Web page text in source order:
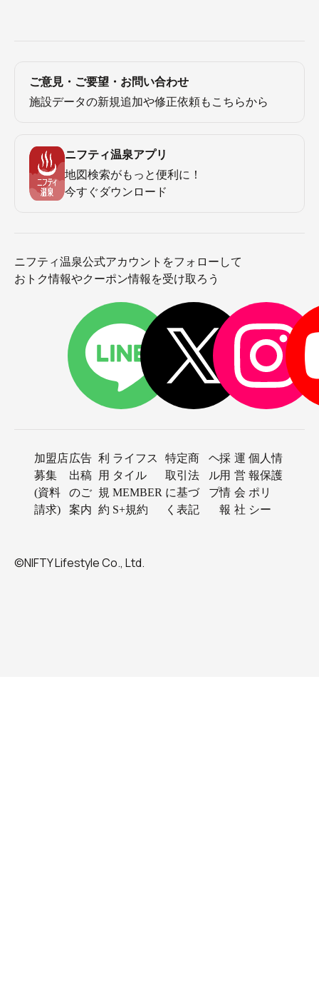
ご意見・ご要望・お問い合わせ
施設データの新規追加や修正依頼もこちらから
ニフティ温泉アプリ
地図検索がもっと便利に！
今すぐダウンロード
ニフティ温泉公式アカウントをフォローして
おトク情報やクーポン情報を受け取ろう
加盟店
募集
(資料
請求)
広告
出稿
のご
案内
利
用
規
約
ライフス
タイル
MEMBER
S+規約
特定商
取引法
に基づ
く表記
ヘ
ル
プ
採
用
情
報
運
営
会
社
個人情
報保護
ポリ
シー
©NIFTY Lifestyle Co., Ltd.